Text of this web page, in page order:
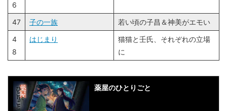
6
47 子の一族
若い頃の子昌＆神美がエモい
4
8
はじまり
猫猫と壬氏、それぞれの立場
に
薬屋のひとりごと